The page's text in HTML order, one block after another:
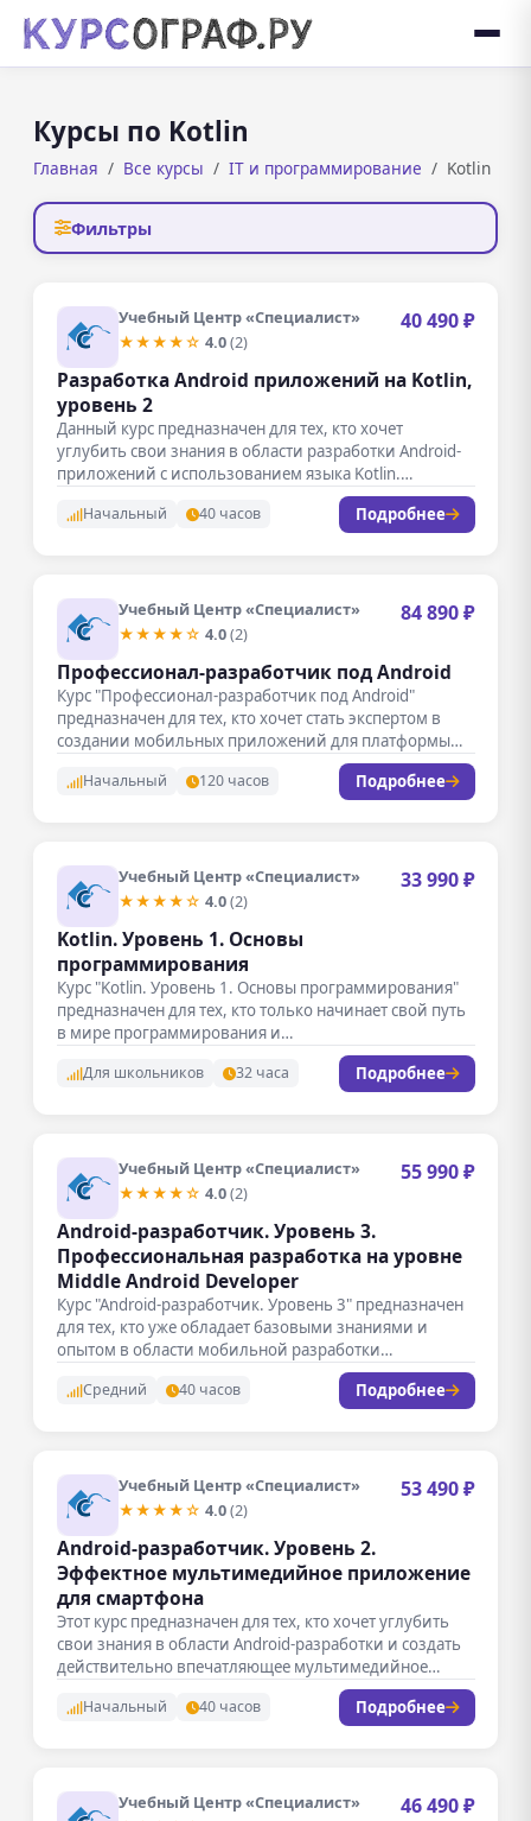
Курсы по Kotlin
Главная Все курсы IT и программирование Kotlin
Фильтры
Учебный Центр «Специалист»
★★★★☆ 4.0(2)
40 490 ₽
Разработка Android приложений на Kotlin,
уровень 2
Данный курс предназначен для тех, кто хочет
углубить свои знания в области разработки Android-
приложений с использованием языка Kotlin.…
Начальный 40 часов Подробнее
Учебный Центр «Специалист»
★★★★☆ 4.0(2)
84 890 ₽
Профессионал-разработчик под Android
Курс "Профессионал-разработчик под Android"
предназначен для тех, кто хочет стать экспертом в
создании мобильных приложений для платформы
Начальный 120 часов Подробнее
Учебный Центр «Специалист»
★★★★☆ 4.0(2)
33 990 ₽
Kotlin. Уровень 1. Основы
программирования
Курс "Kotlin. Уровень 1. Основы программирования"
предназначен для тех, кто только начинает свой путь
в мире программирования и…
Для школьников 32 часа Подробнее
Учебный Центр «Специалист»
★★★★☆ 4.0(2)
55 990 ₽
Android-разработчик. Уровень 3.
Профессиональная разработка на уровне
Middle Android Developer
Курс "Android-разработчик. Уровень 3" предназначен
для тех, кто уже обладает базовыми знаниями и
опытом в области мобильной разработки…
Средний 40 часов Подробнее
Учебный Центр «Специалист»
★★★★☆ 4.0(2)
53 490 ₽
Android-разработчик. Уровень 2.
Эффектное мультимедийное приложение
для смартфона
Этот курс предназначен для тех, кто хочет углубить
свои знания в области Android-разработки и создать
действительно впечатляющее мультимедийное…
Начальный 40 часов Подробнее
Учебный Центр «Специалист»
46 490 ₽